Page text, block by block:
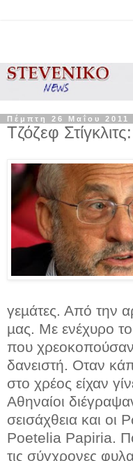
Πέμπτη 26 Μαΐου 2011
Τζόζεφ
γεµάτες. Από την
µας. Με ενέχυρο το
που χρεοκοπούσαν
δανειστή. Οταν
στο χρέος είχαν
Αθηναίοι
σεισάχθεια και οι
Poetelia Papiria.
τις σύγχρονες